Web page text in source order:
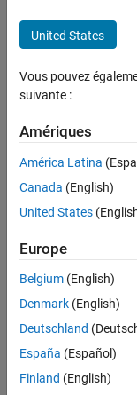
SUR CETTE PAGE
Description
Arguments en entrée
Historique des versions
Voir aussi
Depuis R2021b
réduire tous les
Syntaxe
totalTime =
écoulée du chemin
exemple
Exemples
réduire tout
Combinez
des
United States
Vous pouvez
suivante :
Amériques
América Latina
Canada (English)
United States
Europe
Belgium (English)
Denmark (English)
Deutschland
España (Español)
Finland (English)